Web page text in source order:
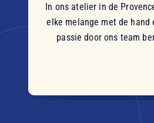
In ons atelier in de
elke melange met de hand
passie door ons team